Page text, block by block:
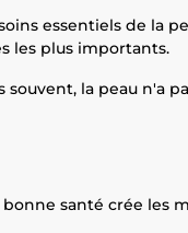
essentiels de la
les plus importants.
la peau n'a
santé crée les